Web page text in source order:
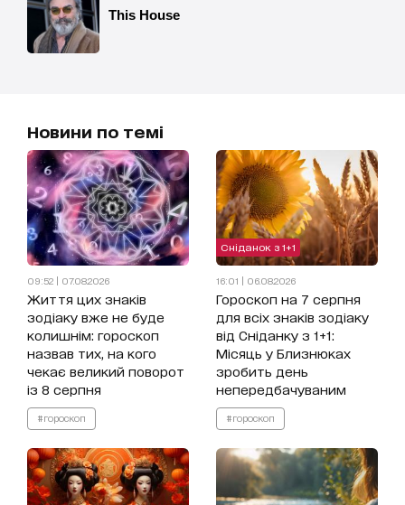
Новини по темі
09:52 | 07.08.2026
Життя цих знаків
зодіаку вже не буде
колишнім: гороскоп
назвав тих, на кого
чекає великий поворот
із 8 серпня
#гороскоп
Сніданок з 1+1
16:01 | 06.08.2026
Гороскоп на 7 серпня
для всіх знаків зодіаку
від Сніданку з 1+1:
Місяць у Близнюках
зробить день
непередбачуваним
#гороскоп